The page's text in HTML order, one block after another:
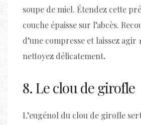
soupe de miel. Étendez cette
couche épaisse sur l’abcès.
d’une compresse et laissez agir
nettoyez délicatement.
8. Le clou de girofle
L’eugénol du clou de girofle